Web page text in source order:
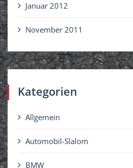
Januar 2012
November 2011
Kategorien
Allgemein
Automobil-Slalom
BMW